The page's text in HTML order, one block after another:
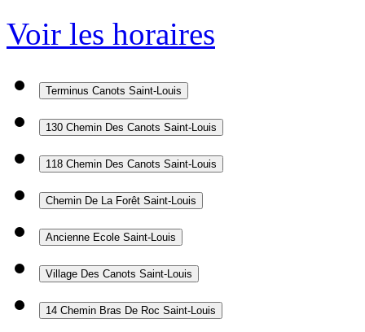
Voir les horaires
Terminus Canots Saint-Louis
130 Chemin Des Canots Saint-Louis
118 Chemin Des Canots Saint-Louis
Chemin De La Forêt Saint-Louis
Ancienne Ecole Saint-Louis
Village Des Canots Saint-Louis
14 Chemin Bras De Roc Saint-Louis